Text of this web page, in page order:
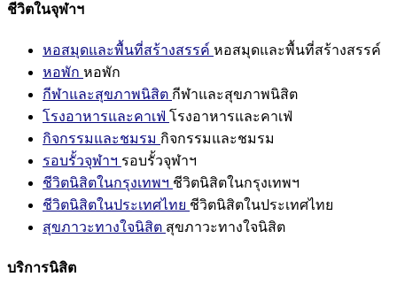
ชีวิตในจุฬาฯ
หอสมุดและพื้นที่สร้างสรรค์ หอสมุดและพื้นที่สร้างสรรค์
หอพัก หอพัก
กีฬาและสุขภาพนิสิต กีฬาและสุขภาพนิสิต
โรงอาหารและคาเฟ่ โรงอาหารและคาเฟ่
กิจกรรมและชมรม กิจกรรมและชมรม
รอบรั้วจุฬาฯ รอบรั้วจุฬาฯ
ชีวิตนิสิตในกรุงเทพฯ ชีวิตนิสิตในกรุงเทพฯ
ชีวิตนิสิตในประเทศไทย ชีวิตนิสิตในประเทศไทย
สุขภาวะทางใจนิสิต สุขภาวะทางใจนิสิต
บริการนิสิต